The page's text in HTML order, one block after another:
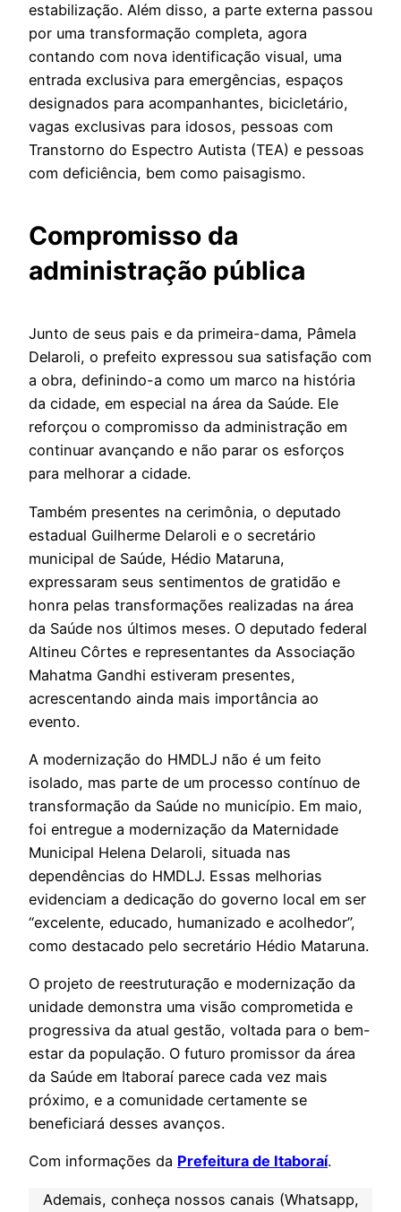
estabilização. Além disso, a parte externa passou
por uma transformação completa, agora
contando com nova identificação visual, uma
entrada exclusiva para emergências, espaços
designados para acompanhantes, bicicletário,
vagas exclusivas para idosos, pessoas com
Transtorno do Espectro Autista (TEA) e pessoas
com deficiência, bem como paisagismo.
Compromisso da
administração pública
Junto de seus pais e da primeira-dama, Pâmela
Delaroli, o prefeito expressou sua satisfação com
a obra, definindo-a como um marco na história
da cidade, em especial na área da Saúde. Ele
reforçou o compromisso da administração em
continuar avançando e não parar os esforços
para melhorar a cidade.
Também presentes na cerimônia, o deputado
estadual Guilherme Delaroli e o secretário
municipal de Saúde, Hédio Mataruna,
expressaram seus sentimentos de gratidão e
honra pelas transformações realizadas na área
da Saúde nos últimos meses. O deputado federal
Altineu Côrtes e representantes da Associação
Mahatma Gandhi estiveram presentes,
acrescentando ainda mais importância ao
evento.
A modernização do HMDLJ não é um feito
isolado, mas parte de um processo contínuo de
transformação da Saúde no município. Em maio,
foi entregue a modernização da Maternidade
Municipal Helena Delaroli, situada nas
dependências do HMDLJ. Essas melhorias
evidenciam a dedicação do governo local em ser
“excelente, educado, humanizado e acolhedor”,
como destacado pelo secretário Hédio Mataruna.
O projeto de reestruturação e modernização da
unidade demonstra uma visão comprometida e
progressiva da atual gestão, voltada para o bem-
estar da população. O futuro promissor da área
da Saúde em Itaboraí parece cada vez mais
próximo, e a comunidade certamente se
beneficiará desses avanços.
Com informações da Prefeitura de Itaboraí.
Ademais, conheça nossos canais (Whatsapp,